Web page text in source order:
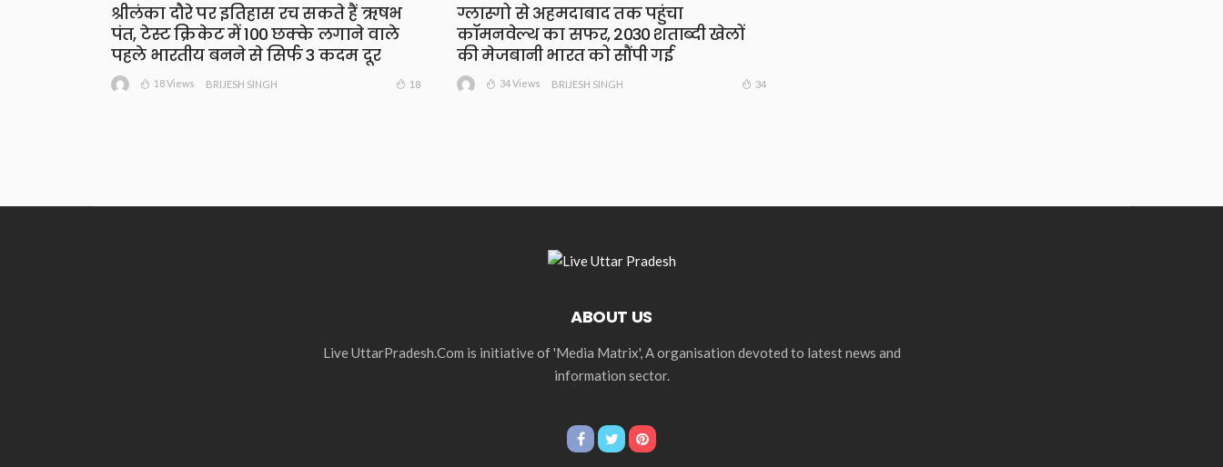
श्रीलंका दौरे पर इतिहास रच सकते हैं ऋषभ
पंत, टेस्ट क्रिकेट में 100 छक्के लगाने वाले
पहले भारतीय बनने से सिर्फ 3 कदम दूर
18 Views BRIJESH SINGH 18
ग्लास्गो से अहमदाबाद तक पहुंचा
कॉमनवेल्थ का सफर, 2030 शताब्दी खेलों
की मेजबानी भारत को सौंपी गई
34 Views BRIJESH SINGH 34
ABOUT US
Live UttarPradesh.Com is initiative of 'Media Matrix', A organisation devoted to latest news and
information sector.